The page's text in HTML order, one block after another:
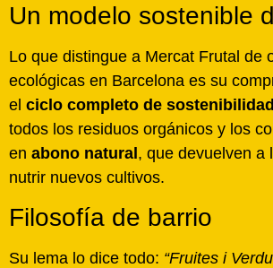
Un modelo sostenible
Lo que distingue a Mercat Frutal de
ecológicas en Barcelona es su
el ciclo completo de sostenibilidad
todos los residuos orgánicos y los
en abono natural, que devuelven a
nutrir nuevos cultivos.
Filosofía de barrio
Su lema lo dice todo: “Fruites i